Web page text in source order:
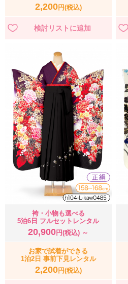
2,200円(税込)
袴・小物も選べる
5泊6日 フルセットレンタル
20,900 円(税込) ～
お家で試着ができる
1泊2日 事前下見レンタル
2,200円(税込)